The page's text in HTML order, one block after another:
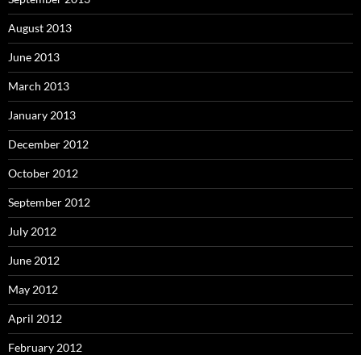
August 2013
June 2013
March 2013
January 2013
December 2012
October 2012
September 2012
July 2012
June 2012
May 2012
April 2012
February 2012